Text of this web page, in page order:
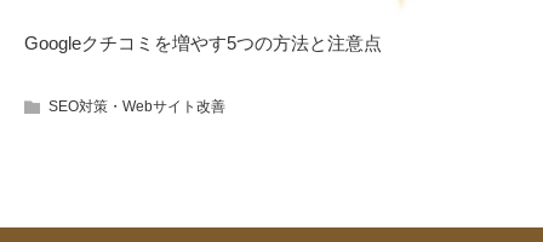
Googleクチコミを増やす5つの方法と注意点
SEO対策・Webサイト改善